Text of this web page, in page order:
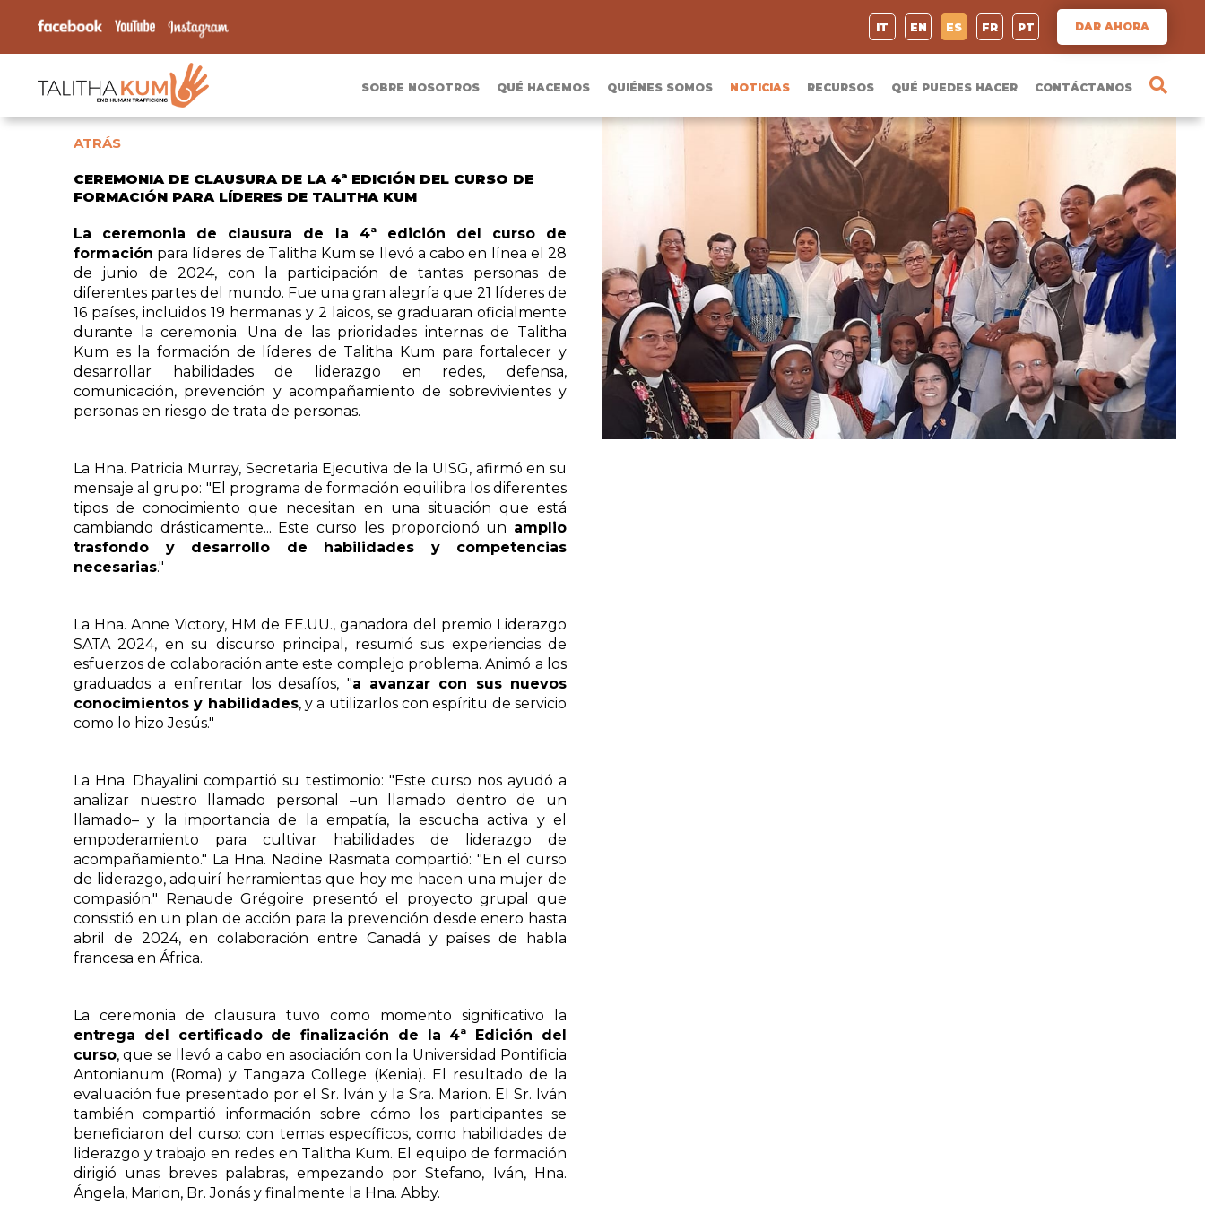
IT EN ES FR PT DAR AHORA
SOBRE NOSOTROS QUÉ HACEMOS QUIÉNES SOMOS NOTICIAS RECURSOS QUÉ PUEDES HACER CONTÁCTANOS
ATRÁS
CEREMONIA DE CLAUSURA DE LA 4ª EDICIÓN DEL CURSO DE
FORMACIÓN PARA LÍDERES DE TALITHA KUM
La ceremonia de clausura de la 4ª edición del curso de
formación para líderes de Talitha Kum se llevó a cabo en línea el 28
de junio de 2024, con la participación de tantas personas de
diferentes partes del mundo. Fue una gran alegría que 21 líderes de
16 países, incluidos 19 hermanas y 2 laicos, se graduaran oficialmente
durante la ceremonia. Una de las prioridades internas de Talitha
Kum es la formación de líderes de Talitha Kum para fortalecer y
desarrollar habilidades de liderazgo en redes, defensa,
comunicación, prevención y acompañamiento de sobrevivientes y
personas en riesgo de trata de personas.
La Hna. Patricia Murray, Secretaria Ejecutiva de la UISG, afirmó en su
mensaje al grupo: "El programa de formación equilibra los diferentes
tipos de conocimiento que necesitan en una situación que está
cambiando drásticamente... Este curso les proporcionó un amplio
trasfondo y desarrollo de habilidades y competencias
necesarias."
La Hna. Anne Victory, HM de EE.UU., ganadora del premio Liderazgo
SATA 2024, en su discurso principal, resumió sus experiencias de
esfuerzos de colaboración ante este complejo problema. Animó a los
graduados a enfrentar los desafíos, "a avanzar con sus nuevos
conocimientos y habilidades, y a utilizarlos con espíritu de servicio
como lo hizo Jesús."
La Hna. Dhayalini compartió su testimonio: "Este curso nos ayudó a
analizar nuestro llamado personal –un llamado dentro de un
llamado– y la importancia de la empatía, la escucha activa y el
empoderamiento para cultivar habilidades de liderazgo de
acompañamiento." La Hna. Nadine Rasmata compartió: "En el curso
de liderazgo, adquirí herramientas que hoy me hacen una mujer de
compasión." Renaude Grégoire presentó el proyecto grupal que
consistió en un plan de acción para la prevención desde enero hasta
abril de 2024, en colaboración entre Canadá y países de habla
francesa en África.
La ceremonia de clausura tuvo como momento significativo la
entrega del certificado de finalización de la 4ª Edición del
curso, que se llevó a cabo en asociación con la Universidad Pontificia
Antonianum (Roma) y Tangaza College (Kenia). El resultado de la
evaluación fue presentado por el Sr. Iván y la Sra. Marion. El Sr. Iván
también compartió información sobre cómo los participantes se
beneficiaron del curso: con temas específicos, como habilidades de
liderazgo y trabajo en redes en Talitha Kum. El equipo de formación
dirigió unas breves palabras, empezando por Stefano, Iván, Hna.
Ángela, Marion, Br. Jonás y finalmente la Hna. Abby.